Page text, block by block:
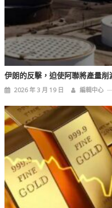
伊朗的反擊，迫使阿聯將產量
2026 年 3 月 19 日 編輯中心